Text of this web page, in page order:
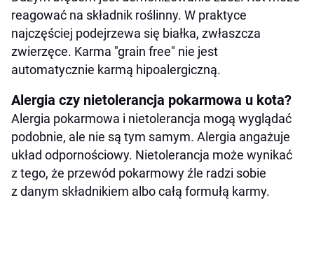
reagować na składnik roślinny. W praktyce
najczęściej podejrzewa się białka, zwłaszcza
zwierzęce. Karma "grain free" nie jest
automatycznie karmą hipoalergiczną.
Alergia czy nietolerancja pokarmowa u kota?
Alergia pokarmowa i nietolerancja mogą wyglądać
podobnie, ale nie są tym samym. Alergia angażuje
układ odpornościowy. Nietolerancja może wynikać
z tego, że przewód pokarmowy źle radzi sobie
z danym składnikiem albo całą formułą karmy.